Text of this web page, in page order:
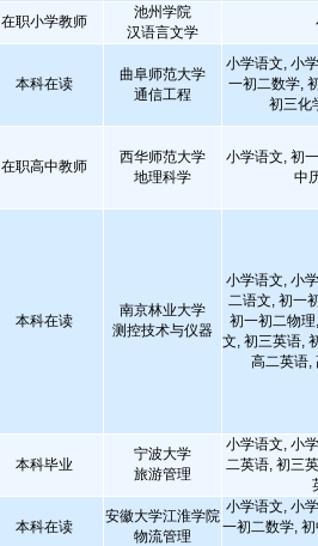
在职小学教师
池州学院
汉语言文学
本科在读
曲阜师范大学
通信工程
小学语文, 小
一初二数学,
初三化
在职高中教师
西华师范大学
地理科学
小学语文, 初
中
本科在读
南京林业大学
测控技术与仪器
小学语文, 小
二语文, 初一
初一初二物
文, 初三英语,
高二英语,
本科毕业
宁波大学
旅游管理
小学语文, 小
二英语, 初三
本科在读
安徽大学江淮学院
物流管理
小学语文, 小
一初二数学,